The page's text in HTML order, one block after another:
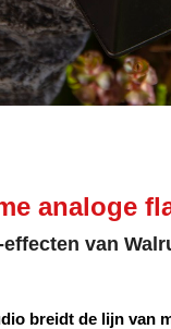
analoge
van
breidt de lijn van